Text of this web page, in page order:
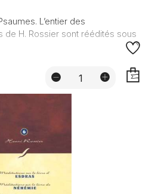
L’entier des
de H. Rossier sont réédités sous